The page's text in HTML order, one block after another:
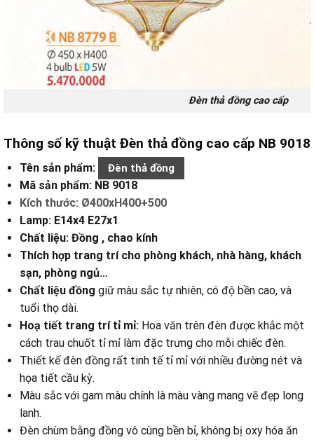
Đèn thả đồng cao cấp
Thông số kỹ thuật Đèn thả đồng cao cấp NB 9018
Tên sản phẩm: Đèn thả đồng
Mã sản phẩm: NB 9018
Kích thước: Ø400xH400+500
Lamp: E14x4 E27x1
Chất liệu: Đồng , chao kính
Thích hợp trang trí cho phòng khách, nhà hàng, khách
sạn, phòng ngủ…
Chất liệu đồng giữ màu sắc tự nhiên, có độ bền cao, và
tuổi thọ dài.
Hoạ tiết trang trí tỉ mỉ: Hoa văn trên đèn được khắc một
cách trau chuốt tỉ mỉ làm đặc trưng cho mỗi chiếc đèn.
Thiết kế đèn đồng rất tinh tế tỉ mỉ với nhiều đường nét và
họa tiết cầu kỳ.
Màu sắc với gam màu chính là màu vàng mang vẽ đẹp long
lanh.
Đèn chùm bằng đồng vô cùng bền bỉ, không bị oxy hóa ăn